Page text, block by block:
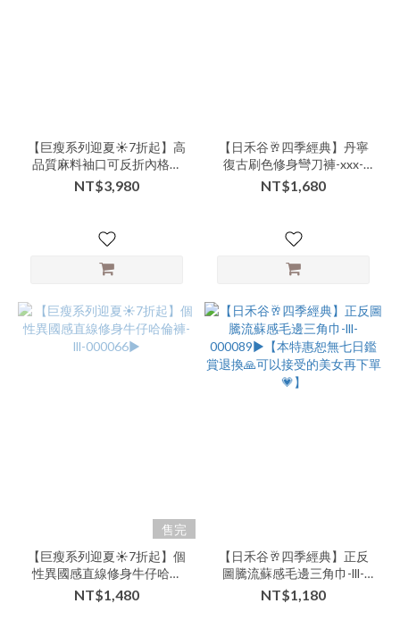
【巨瘦系列迎夏☀️7折起】高
品質麻料袖口可反折內格紋
風衣外套-nnn-000082▶
NT$3,980
【日禾谷🥂四季經典】丹寧
復古刷色修身彎刀褲-xxx-
000095▶
NT$1,680
售完
【巨瘦系列迎夏☀️7折起】個
性異國感直線修身牛仔哈倫
褲-lll-000066▶
NT$1,480
【日禾谷🥂四季經典】正反
圖騰流蘇感毛邊三角巾-lll-
000089▶【本特惠恕無七日
鑑賞退換🙏可以接受的美女
NT$1,180